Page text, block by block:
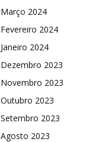
Março 2024
Fevereiro 2024
Janeiro 2024
Dezembro 2023
Novembro 2023
Outubro 2023
Setembro 2023
Agosto 2023